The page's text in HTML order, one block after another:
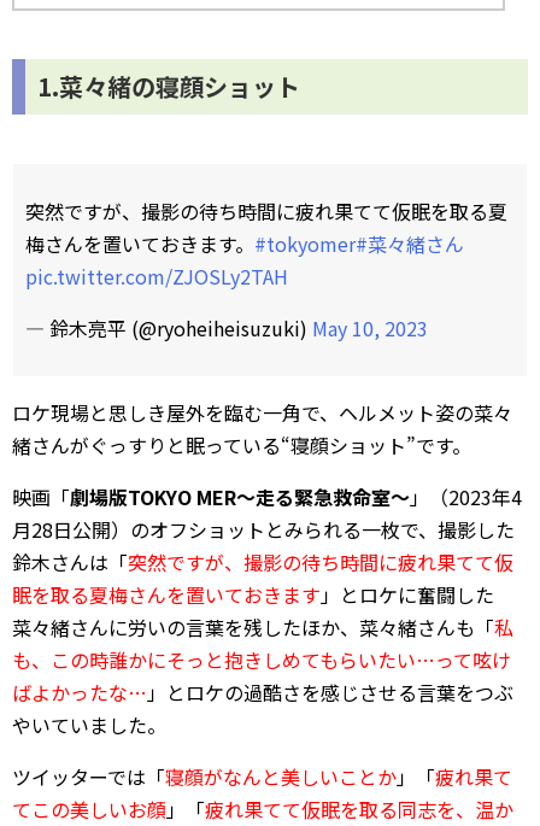
1.菜々緒の寝顔ショット
突然ですが、撮影の待ち時間に疲れ果てて仮眠を取る夏
梅さんを置いておきます。 #tokyomer#菜々緒さん
pic.twitter.com/ZJOSLy2TAH
— 鈴木亮平 (@ryoheiheisuzuki) May 10, 2023
ロケ現場と思しき屋外を臨む一角で、ヘルメット姿の菜々
緒さんがぐっすりと眠っている“寝顔ショット”です。
映画「劇場版TOKYO MER～走る緊急救命室～」（2023年4
月28日公開）のオフショットとみられる一枚で、撮影した
鈴木さんは「突然ですが、撮影の待ち時間に疲れ果てて仮
眠を取る夏梅さんを置いておきます」とロケに奮闘した
菜々緒さんに労いの言葉を残したほか、菜々緒さんも「私
も、この時誰かにそっと抱きしめてもらいたい…って呟け
ばよかったな…」とロケの過酷さを感じさせる言葉をつぶ
やいていました。
ツイッターでは「寝顔がなんと美しいことか」「疲れ果て
てこの美しいお顔」「疲れ果てて仮眠を取る同志を、温か